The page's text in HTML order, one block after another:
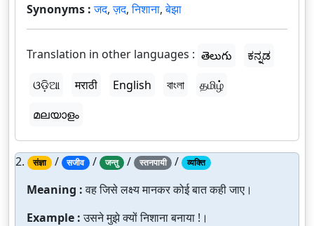
Synonyms :जद,ज़द,निशाना,बेझा
Translation in other languages : తెలుగు
ಕನ್ನಡ
ଓଡ଼ିଆ
मराठी English বাংলা
தமிழ்
മലയാളം
2. संज्ञा / सजीव / जन्तु / स्तनपायी / व्यक्ति
Meaning :वह जिसे लक्ष्य मानकर कोई बात कही जाए।
Example :उसने मुझे क्यों निशाना बनाया !।